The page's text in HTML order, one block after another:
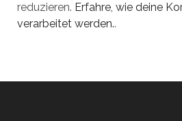
reduzieren. Erfahre, wie deine
verarbeitet werden..